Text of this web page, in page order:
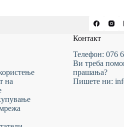
на
Контакт
Телефон: 076
Ви треба
прашања?
Пишете ни: